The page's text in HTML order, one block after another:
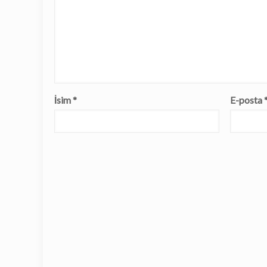
İsim* E-posta